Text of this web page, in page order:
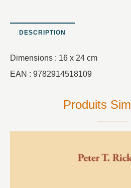
DESCRIPTION
Dimensions : 16 x 24 cm
EAN : 9782914518109
Produits